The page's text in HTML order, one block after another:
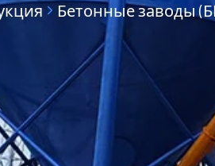
Бетонные заводы
заводы (HZS)